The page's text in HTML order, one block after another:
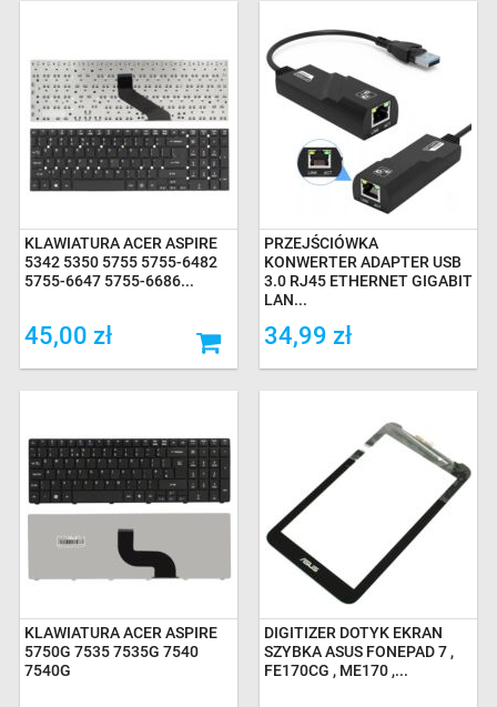
KLAWIATURA ACER ASPIRE
5342 5350 5755 5755-6482
5755-6647 5755-6686...
45,00 zł
PRZEJŚCIÓWKA
KONWERTER ADAPTER USB
3.0 RJ45 ETHERNET GIGABIT
LAN...
34,99 zł
KLAWIATURA ACER ASPIRE
5750G 7535 7535G 7540
7540G
DIGITIZER DOTYK EKRAN
SZYBKA ASUS FONEPAD 7 ,
FE170CG , ME170 ,...